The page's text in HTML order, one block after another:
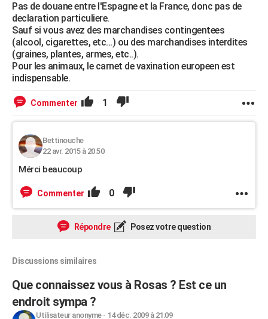
FORUM
Bricolage
Lifestyle
Culture
Sport
Auto
Television
Voyage
Cinema
Pas de douane entre l'Espagne et la France, donc pas de
declaration particuliere.
Sauf si vous avez des marchandises contingentees
(alcool, cigarettes, etc...) ou des marchandises interdites
(graines, plantes, armes, etc..).
Pour les animaux, le carnet de vaxination europeen est
indispensable.
Commenter 1
Bettinouche
22 avr. 2015 à 20:50
Mérci beaucoup
Commenter 0
Répondre Posez votre question
Discussions similaires
Que connaissez vous à Rosas ? Est ce un
endroit sympa ?
Utilisateur anonyme- 14 déc. 2009 à 21:09